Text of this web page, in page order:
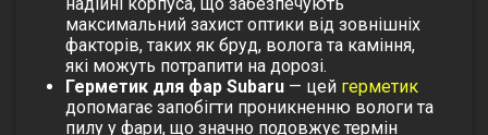
максимальний захист оптики від зовнішніх
факторів, таких як бруд, волога та каміння,
які можуть потрапити на дорозі.
Герметик для фар Subaru — цей герметик
допомагає запобігти проникненню вологи та
пилу у фари, що значно подовжує термін